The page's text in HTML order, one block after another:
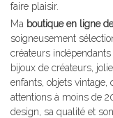
faire plaisir.
Ma boutique en ligne
soigneusement
créateurs indépendants
bijoux de créateurs,
enfants, objets vintage,
attentions à moins de
design, sa qualité et